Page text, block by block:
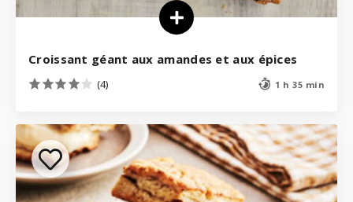
Croissant géant aux amandes et aux épices
(4) 1 h 35 min